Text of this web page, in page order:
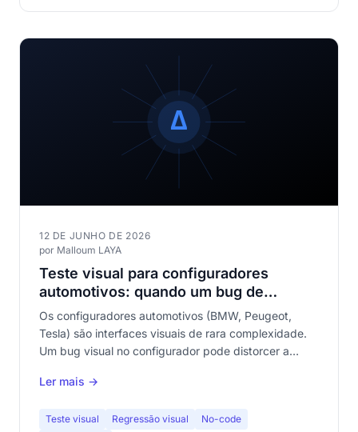
12 DE JUNHO DE 2026
por Malloum LAYA
Teste visual para configuradores
automotivos: quando um bug de
interface influencia uma decisão de
40.000 euros
Os configuradores automotivos (BMW, Peugeot,
Tesla) são interfaces visuais de rara complexidade.
Um bug visual no configurador pode distorcer a
necessidade, não um luxo.
Ler mais →
Teste visual Regressão visual
No-code